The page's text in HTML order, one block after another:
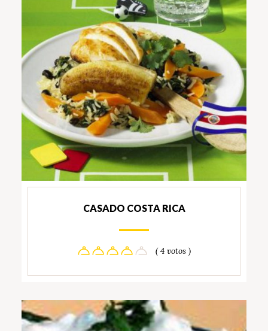
CASADO COSTA RICA
( 4 votos )